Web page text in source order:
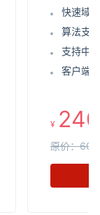
快速域
算法支
支持中
客户端
¥ 240
原价：